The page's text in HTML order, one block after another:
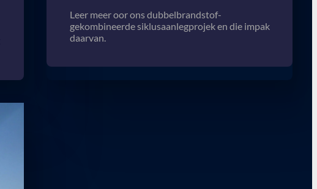
Leer meer oor ons dubbelbrandstof-
gekombineerde siklusaanlegprojek en die impak
daarvan.